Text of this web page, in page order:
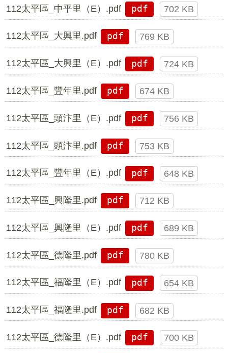
112太平區_中平里（E）.pdf pdf 702 KB
112太平區_大興里.pdf pdf 769 KB
112太平區_大興里（E）.pdf pdf 724 KB
112太平區_豐年里.pdf pdf 674 KB
112太平區_頭汴里（E）.pdf pdf 756 KB
112太平區_頭汴里.pdf pdf 753 KB
112太平區_豐年里（E）.pdf pdf 648 KB
112太平區_興隆里.pdf pdf 712 KB
112太平區_興隆里（E）.pdf pdf 689 KB
112太平區_德隆里.pdf pdf 780 KB
112太平區_福隆里（E）.pdf pdf 654 KB
112太平區_福隆里.pdf pdf 682 KB
112太平區_德隆里（E）.pdf pdf 700 KB